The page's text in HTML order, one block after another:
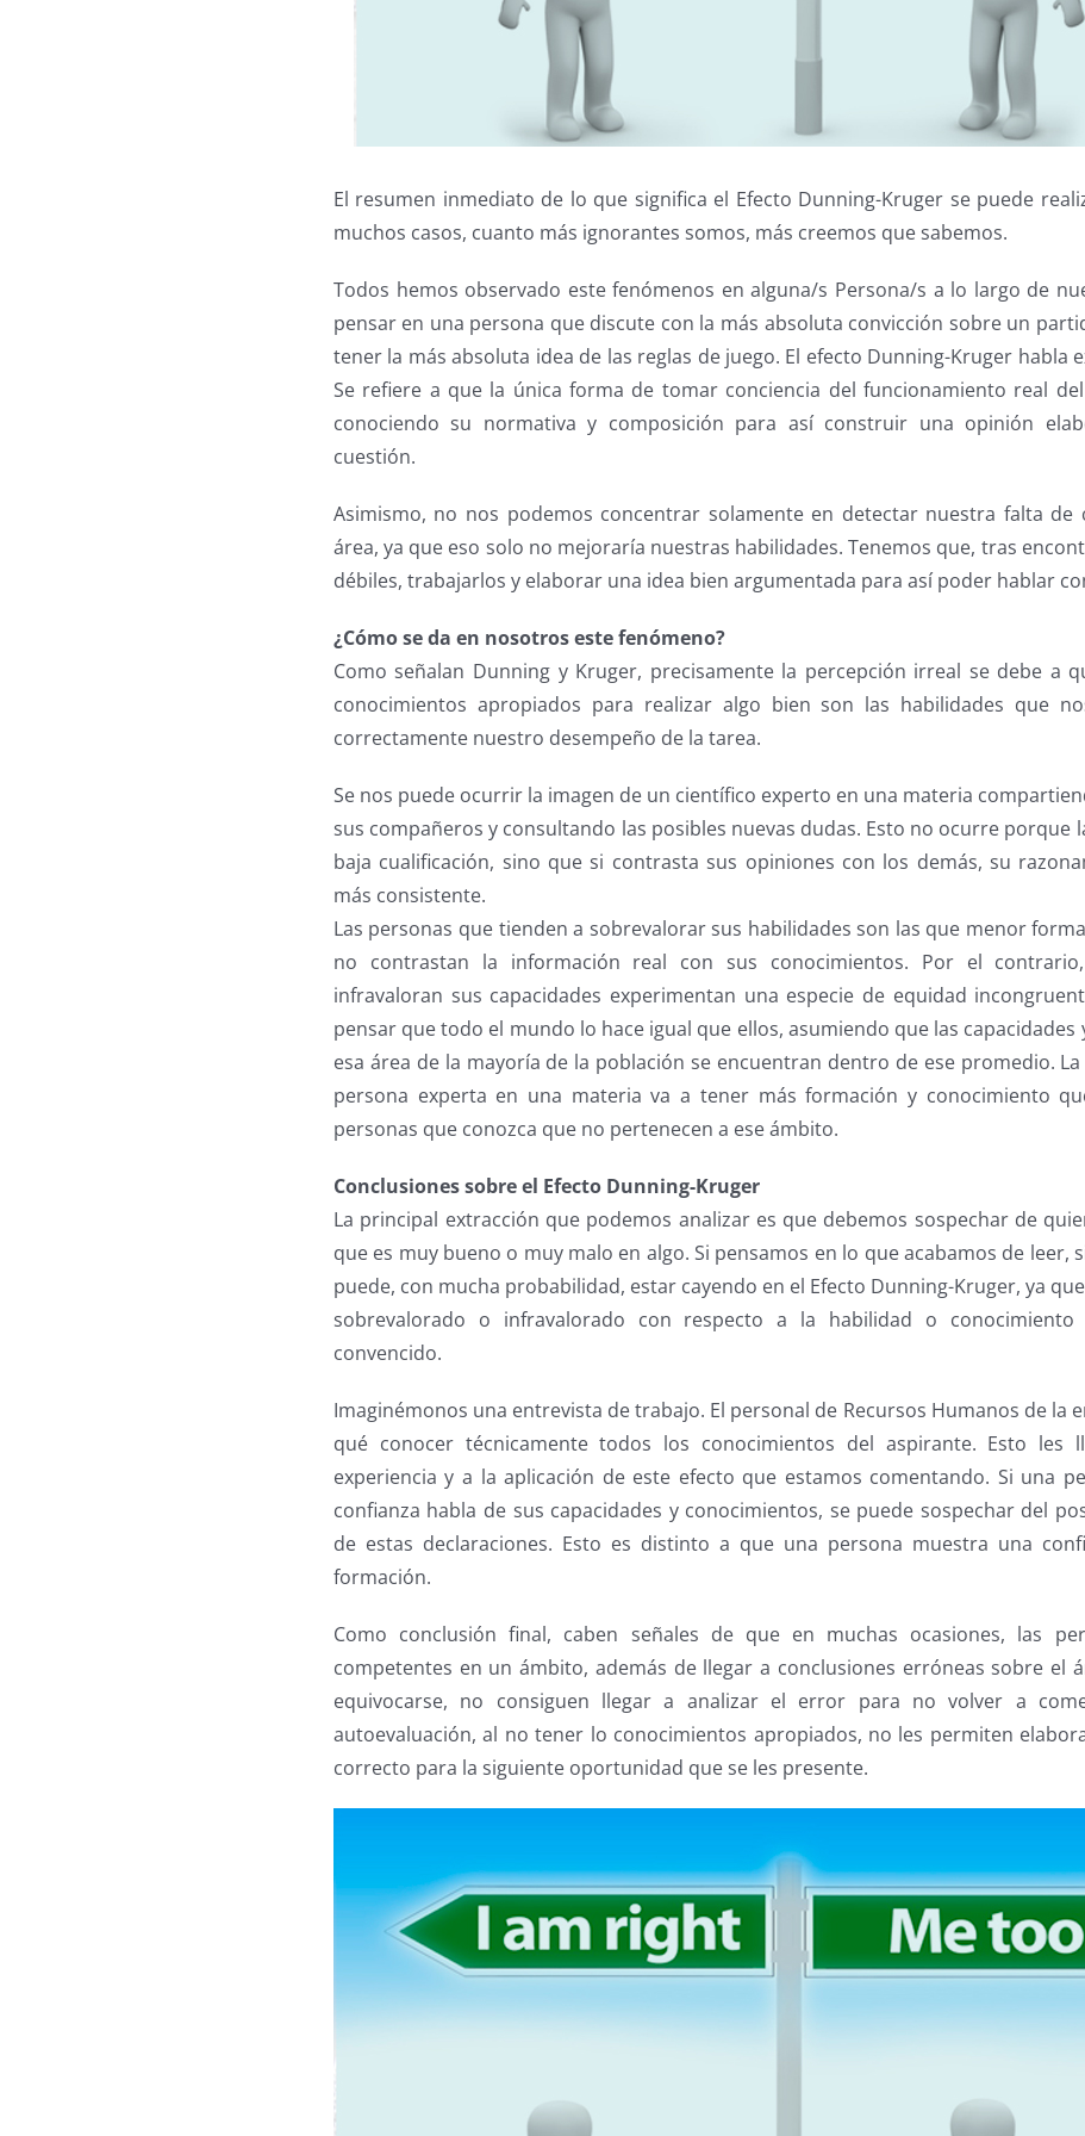
El resumen inmediato de lo que significa el Efecto Dunning-Kruger se puede
muchos casos, cuanto más ignorantes somos, más creemos que sabemos.
Todos hemos observado este fenómenos en alguna/s Persona/s a lo largo de
pensar en una persona que discute con la más absoluta convicción sobre un
tener la más absoluta idea de las reglas de juego. El efecto Dunning-Kruger habla
Se refiere a que la única forma de tomar conciencia del funcionamiento real
conociendo su normativa y composición para así construir una opinión
cuestión.
Asimismo, no nos podemos concentrar solamente en detectar nuestra falta de
área, ya que eso solo no mejoraría nuestras habilidades. Tenemos que, tras
débiles, trabajarlos y elaborar una idea bien argumentada para así poder hablar
¿Cómo se da en nosotros este fenómeno?
Como señalan Dunning y Kruger, precisamente la percepción irreal se debe a
conocimientos apropiados para realizar algo bien son las habilidades que
correctamente nuestro desempeño de la tarea.
Se nos puede ocurrir la imagen de un científico experto en una materia
sus compañeros y consultando las posibles nuevas dudas. Esto no ocurre porque
baja cualificación, sino que si contrasta sus opiniones con los demás, su
más consistente.
Las personas que tienden a sobrevalorar sus habilidades son las que menor
no contrastan la información real con sus conocimientos. Por el
infravaloran sus capacidades experimentan una especie de equidad
pensar que todo el mundo lo hace igual que ellos, asumiendo que las capacidades
esa área de la mayoría de la población se encuentran dentro de ese promedio.
persona experta en una materia va a tener más formación y conocimiento
personas que conozca que no pertenecen a ese ámbito.
Conclusiones sobre el Efecto Dunning-Kruger
La principal extracción que podemos analizar es que debemos sospechar de
que es muy bueno o muy malo en algo. Si pensamos en lo que acabamos de leer,
puede, con mucha probabilidad, estar cayendo en el Efecto Dunning-Kruger, ya
sobrevalorado o infravalorado con respecto a la habilidad o
convencido.
Imaginémonos una entrevista de trabajo. El personal de Recursos Humanos de la
qué conocer técnicamente todos los conocimientos del aspirante. Esto les
experiencia y a la aplicación de este efecto que estamos comentando. Si una
confianza habla de sus capacidades y conocimientos, se puede sospechar del
de estas declaraciones. Esto es distinto a que una persona muestra una
formación.
Como conclusión final, caben señales de que en muchas ocasiones, las
competentes en un ámbito, además de llegar a conclusiones erróneas sobre el
equivocarse, no consiguen llegar a analizar el error para no volver a
autoevaluación, al no tener lo conocimientos apropiados, no les permiten
correcto para la siguiente oportunidad que se les presente.